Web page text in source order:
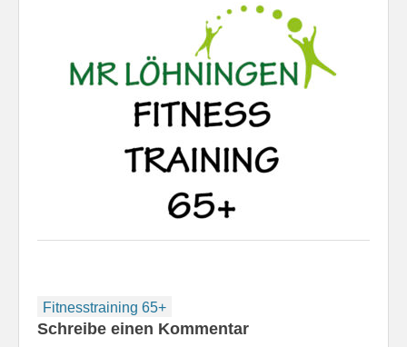
Beitragsnavigation
Fitnesstraining 65+
Schreibe einen Kommentar